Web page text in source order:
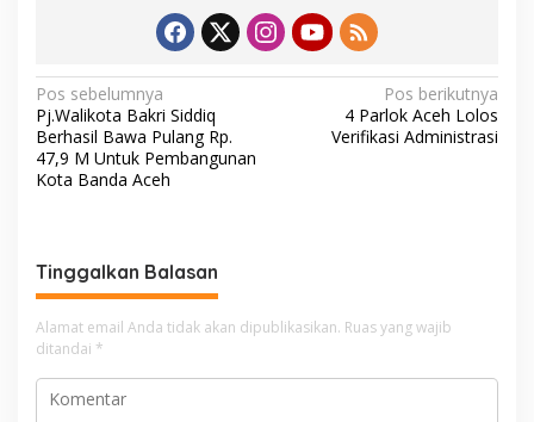
N
a
v
a
s
i
p
o
Pos sebelumnya
Pj.Walikota Bakri Siddiq
Berhasil Bawa Pulang Rp.
47,9 M Untuk Pembangunan
Kota Banda Aceh
Pos berikutnya
4 Parlok Aceh Lolos
Verifikasi Administrasi
Tinggalkan Balasan
Alamat email Anda tidak akan dipublikasikan. Ruas yang wajib
ditandai *